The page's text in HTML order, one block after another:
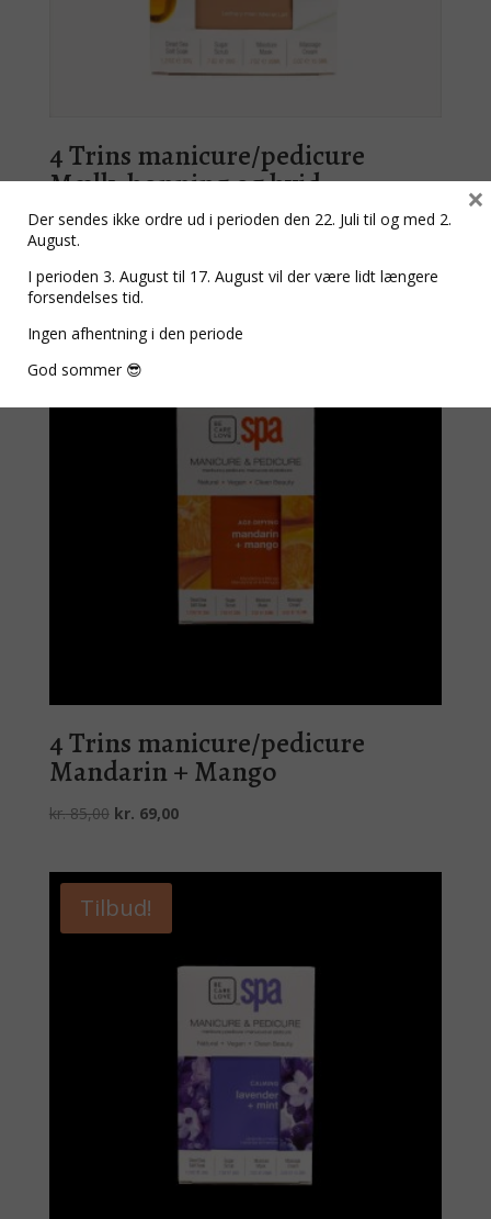
4 Trins manicure/pedicure
Mælk, honning og hvid
chokolade
kr.
oprindelige
pris
var:
aktuelle
er:
Tilbud!
4 Trins manicure/pedicure
Mandarin + Mango
kr.85,00 Den
var:
kr. 85,00.
kr. 69,00Den
Tilbud!
Der sendes ikke ordre ud i perioden den 22. Juli til og med 2.
August.
I perioden 3. August til 17. August vil der være lidt længere
forsendelses tid.
Ingen afhentning i den periode
God sommer 😎
×